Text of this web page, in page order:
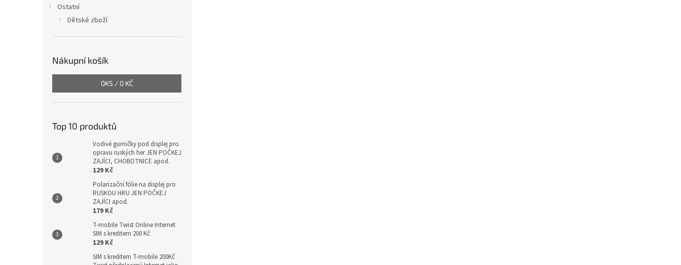
Ostatní
Dětské zboží
Nákupní košík
0KS / 0 KČ
Top 10 produktů
Vodivé gumičky pod displej pro
opravu ruských her JEN POČKEJ
ZAJÍCI, CHOBOTNICE apod.
129 Kč
Polarizační fólie na displej pro
RUSKOU HRU JEN POČKEJ
ZAJÍCI apod.
179 Kč
T-mobile Twist Online Internet
SIM s kreditem 200 Kč
129 Kč
SIM s kreditem T-mobile 200Kč